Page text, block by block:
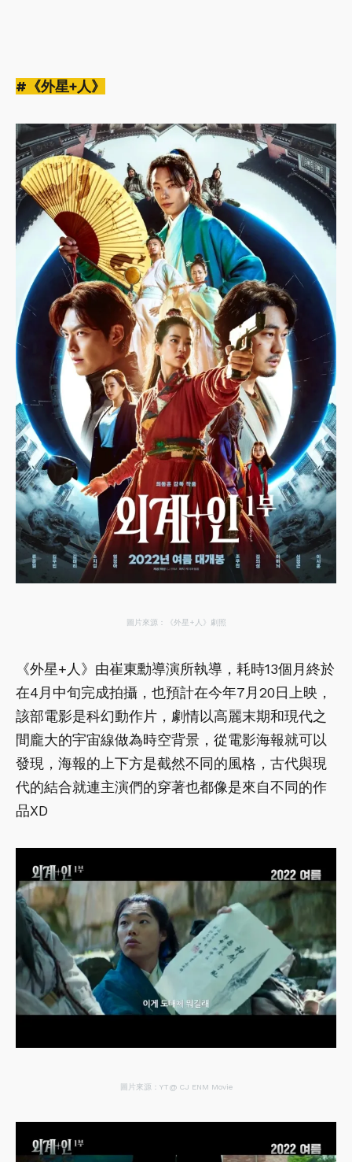
#《外星+人》
圖片來源：《外星+人》劇照
《外星+人》由崔東勳導演所執導，耗時13個月終於
在4月中旬完成拍攝，也預計在今年7月20日上映，
該部電影是科幻動作片，劇情以高麗末期和現代之
間龐大的宇宙線做為時空背景，從電影海報就可以
發現，海報的上下方是截然不同的風格，古代與現
代的結合就連主演們的穿著也都像是來自不同的作
品XD
圖片來源：YT@ CJ ENM Movie